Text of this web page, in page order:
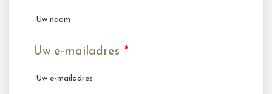
Uw e-mailadres *